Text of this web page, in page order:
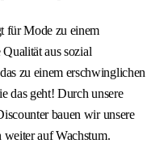
für Mode zu einem
aus sozial
zu einem erschwinglichen
das geht! Durch unsere
bauen wir unsere
weiter auf Wachstum.